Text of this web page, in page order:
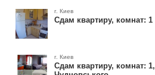
г. Киев
Сдам квартиру, комнат: 1
г. Киев
Сдам квартиру, комнат: 1,